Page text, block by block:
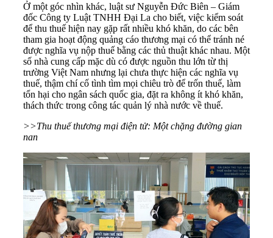
Ở một góc nhìn khác, luật sư Nguyễn Đức Biên – Giám
đốc Công ty Luật TNHH Đại La cho biết, việc kiểm soát
để thu thuế hiện nay gặp rất nhiều khó khăn, do các bên
tham gia hoạt động quảng cáo thương mại có thể tránh né
được nghĩa vụ nộp thuế bằng các thủ thuật khác nhau. Một
số nhà cung cấp mặc dù có được nguồn thu lớn từ thị
trường Việt Nam nhưng lại chưa thực hiện các nghĩa vụ
thuế, thậm chí cố tình tìm mọi chiêu trò để trốn thuế, làm
tổn hại cho ngân sách quốc gia, đặt ra không ít khó khăn,
thách thức trong công tác quản lý nhà nước về thuế.
>>Thu thuế thương mại điện tử: Một chặng đường gian
nan